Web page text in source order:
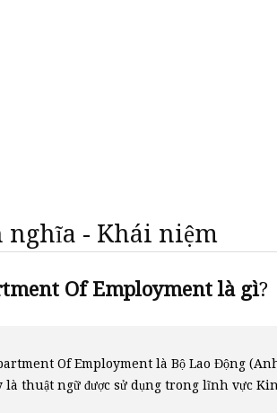
- Khái niệm
Of Employment là gì?
Of Employment là Bộ Lao Động
là thuật ngữ được sử dụng trong lĩnh vực